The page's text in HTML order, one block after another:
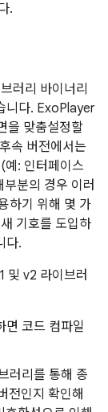
.
러리 바이너리
니다. ExoPlayer
을 맞춤설정할
속 버전에서는
예: 인터페이스
분의 경우 이러
하기 위해 몇 가
기호를 도입하
다.
및 v2 라이브러
코드 컴파일
러리를 통해 종
전인지 확인해